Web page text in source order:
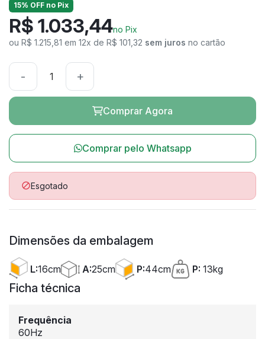
15% OFF no Pix
R$ 1.033,44no Pix
ou R$ 1.215,81 em 12x de R$ 101,32 sem juros no cartão
- +
Comprar Agora
Comprar pelo Whatsapp
Esgotado
Dimensões da embalagem
L:16cm A:25cm P:44cm P: 13kg
Ficha técnica
Frequência
60Hz